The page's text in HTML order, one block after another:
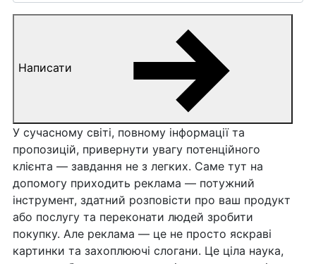
Написати
У сучасному світі, повному інформації та
пропозицій, привернути увагу потенційного
клієнта — завдання не з легких. Саме тут на
допомогу приходить реклама — потужний
інструмент, здатний розповісти про ваш продукт
або послугу та переконати людей зробити
покупку. Але реклама — це не просто яскраві
картинки та захоплюючі слогани. Це ціла наука,